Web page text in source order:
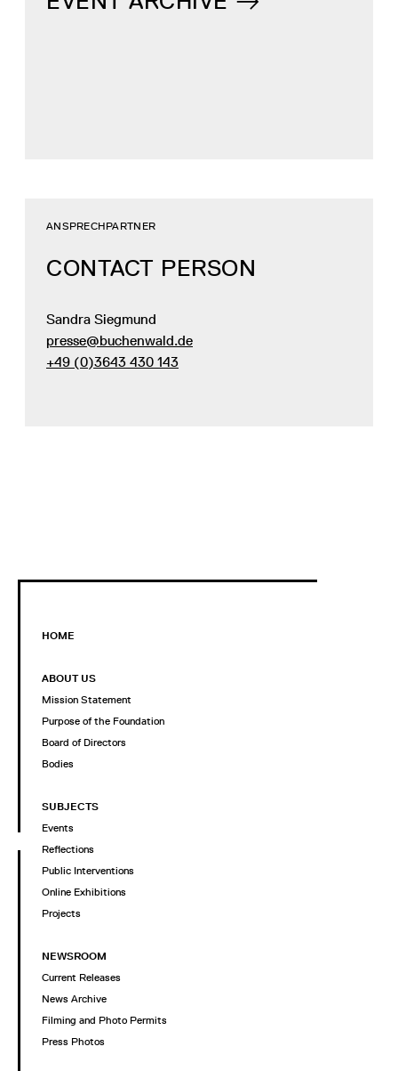
CONTACT PERSON
ANSPRECHPARTNER
Sandra Siegmund
presse@buchenwald.de
+49 (0)3643 430 143
HOME
ABOUT US
Mission Statement
Purpose of the Foundation
Board of Directors
Bodies
SUBJECTS
Events
Reflections
Public Interventions
Online Exhibitions
Projects
NEWSROOM
Current Releases
News Archive
Filming and Photo Permits
Press Photos